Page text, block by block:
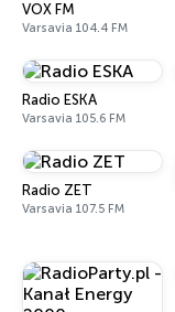
VOX FM
Varsavia 104.4 FM
Radio ESKA
Varsavia 105.6 FM
Radio ZET
Varsavia 107.5 FM